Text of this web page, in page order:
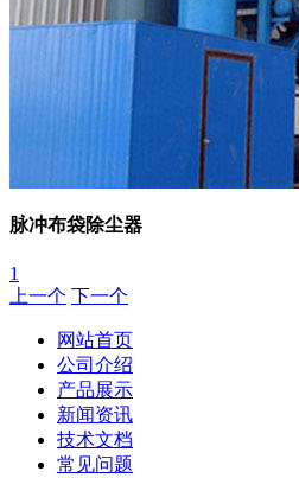
脉冲布袋除尘器
1
上一个 下一个
网站首页
公司介绍
产品展示
新闻资讯
技术文档
常见问题